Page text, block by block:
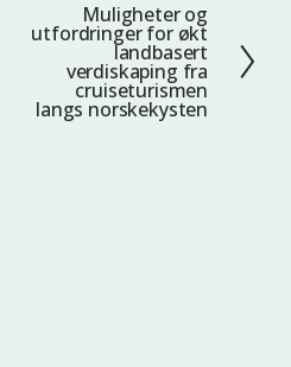
e
Muligheter og
utfordringer for økt
landbasert
verdiskaping fra
cruiseturismen
langs norskekysten